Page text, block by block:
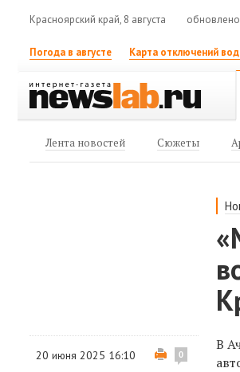
Красноярский край, 8 августа
Погода в августе Карта отключений
Лента новостей Сюжеты
20 июня 2025 16:10 0
В